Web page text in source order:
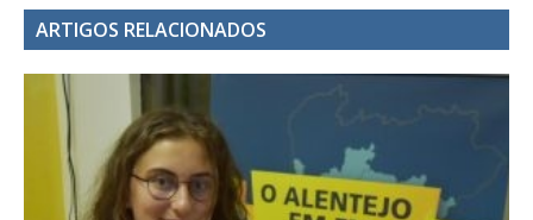
ARTIGOS RELACIONADOS